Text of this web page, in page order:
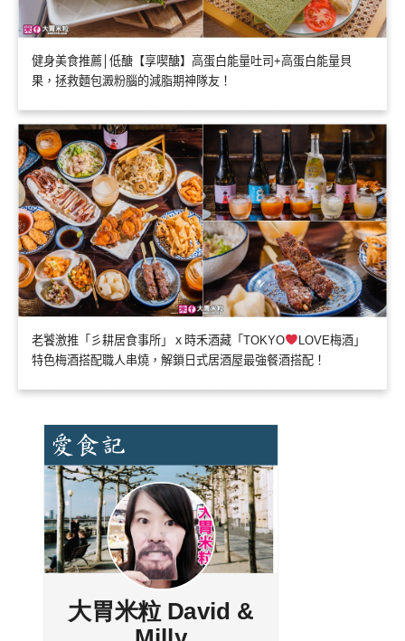
健身美食推薦│低醣【享喫醣】高蛋白能量吐司+高蛋白能量貝
果，拯救麵包澱粉腦的減脂期神隊友！
老饕激推「彡耕居食事所」ｘ時禾酒藏「TOKYO
LOVE梅酒」
特色梅酒搭配職人串燒，解鎖日式居酒屋最強餐酒搭配！